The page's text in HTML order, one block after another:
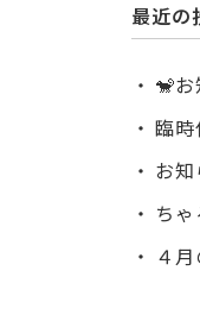
最近の
🐒
臨
お
ち
４